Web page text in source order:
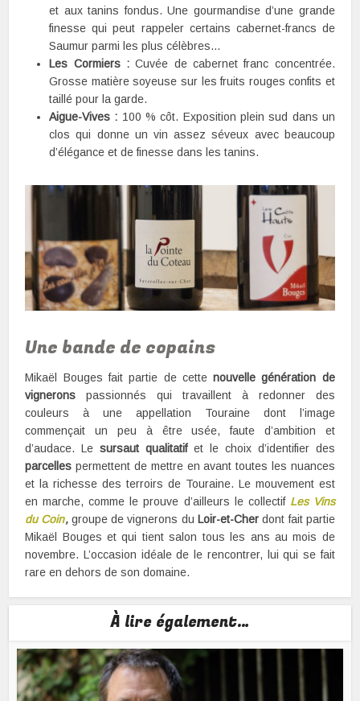
et aux tanins fondus. Une gourmandise d’une grande
finesse qui peut rappeler certains cabernet-francs de
Saumur parmi les plus célèbres…
Les Cormiers :Cuvée de cabernet franc concentrée.
Grosse matière soyeuse sur les fruits rouges confits et
taillé pour la garde.
Aigue-Vives : 100 % côt. Exposition plein sud dans un
clos qui donne un vin assez séveux avec beaucoup
d’élégance et de finesse dans les tanins.
Une bande de copains
Mikaël Bouges fait partie de cettenouvelle génération de
vignerons passionnés qui travaillent à redonner des
couleurs à une appellation Touraine dont l’image
commençait un peu à être usée, faute d’ambition et
d’audace. Lesursaut qualitatifet le choix d’identifier des
parcelles permettent de mettre en avant toutes les nuances
et la richesse des terroirs de Touraine. Le mouvement est
en marche, comme le prouve d’ailleurs le collectif Les Vins
du Coin, groupe de vignerons du Loir-et-Cherdont fait partie
Mikaël Bouges et qui tient salon tous les ans au mois de
novembre. L’occasion idéale de le rencontrer, lui qui se fait
rare en dehors de son domaine.
À lire également…